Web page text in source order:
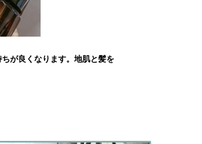
が良くなります。地肌と髪を